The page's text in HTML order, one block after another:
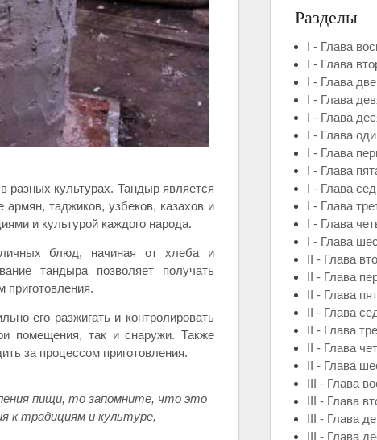
разных культурах. Тандыр является
армян, таджиков, узбеков, казахов и
и культурой каждого народа.
блюд, начиная от хлеба и
тандыра позволяет получать
приготовления.
его разжигать и контролировать
помещения, так и снаружи. Также
за процессом приготовления.
пищи, то запомните, что это
к традициям и культуре,
Разделы
I - Глава
I - Глава
I - Глава
I - Глава
I - Глава
I - Глава
I - Глава
I - Глава
I - Глава
I - Глава
I - Глава
I - Глава
II - Глава
II - Глава
II - Глава
II - Глава
II - Глава
II - Глава
II - Глава
III - Глава
III - Глава
III - Глава
III - Глава